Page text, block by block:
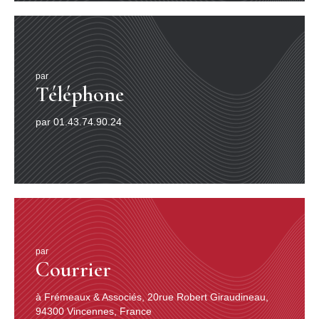
premier ouvrage, Les Surprises de l’enfer qui l’incita à
écrire presque exclusivement pour la voix, une vingtaine
d’œuvres lyriques figurent à son catalogue.
Entre 1992
et 1996, Isabelle Aboulker a composé plusieurs opéras
pour enfants dont Jongleurs dans la jungle, L’Opéra de
chiffon, Martin-Squelette et la musique de scène pour
Cinq Nô modernes de Mishima à l’amphithéâtre de
l’Opéra-Bastille. Son importante production pour l’année
2004 la met de nouveau à l’honneur et la place dans les
tous premiers rangs de la création musicale
contemporaine. Un Renard à l’Opéra est créé pour le
jeune public à Limoges en mai 2004, son opéra Les
Enfants du Levant paraît en disque compact chez
Frémeaux & Associés (sortie prévue en octobre 2004) et
sera repris par Le Grand Théâtre de Genève en
décembre de la même année. Est également paru en
livre-disque (chez Gallimard), Douce et Barbe Bleue,
conte opéra composé à la demande de la Maîtrise de
Radio France. 1999 est une année importante pour
Isabelle Aboulker. Son Oratorio L’Homme qui titubait
dans la guerre, créé sous la direction d’Edmon Colomer
par
Téléphone
par 01.43.74.90.24
par
Courrier
à Frémeaux & Associés, 20rue Robert Giraudineau,
94300 Vincennes, France